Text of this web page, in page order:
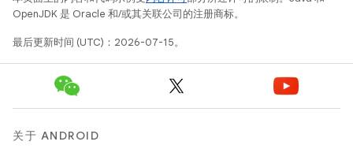
OpenJDK 是 Oracle 和/或其关联公司的注册商标。
最后更新时间 (UTC)：2026-07-15。
关于 ANDROID